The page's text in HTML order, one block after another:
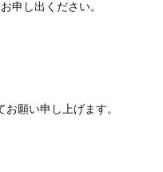
申し出ください。
願い申し上げます。